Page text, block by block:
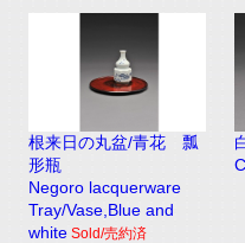
根来日の丸盆/青花 瓢
形瓶
Negoro lacquerware
Tray/Vase,Blue and
white Sold/売約済